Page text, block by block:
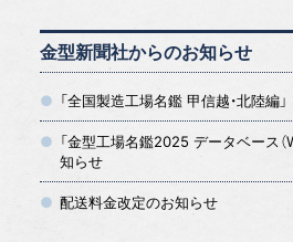
金型新聞社からのお知らせ
「全国製造工場名鑑 甲信越・北陸編
「金型工場名鑑2025 データベース（
知らせ
配送料金改定のお知らせ